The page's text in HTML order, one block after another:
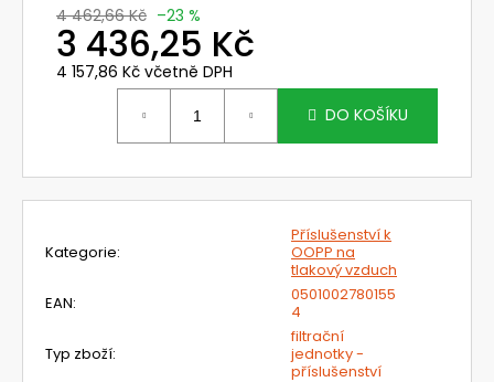
4 462,66 Kč –23 %
3 436,25 Kč
4 157,86 Kč včetně DPH
DO KOŠÍKU
Kategorie:
Příslušenství k
OOPP na
tlakový vzduch
EAN:
0501002780155
4
Typ zboží:
filtrační
jednotky -
příslušenství
DUTY
SVAŘOVACÍM
FILTREM
Kč
33